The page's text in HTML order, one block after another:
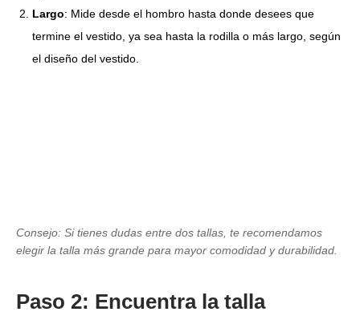
Largo: Mide desde el hombro hasta donde desees que
termine el vestido, ya sea hasta la rodilla o más largo, según
el diseño del vestido.
Consejo: Si tienes dudas entre dos tallas, te recomendamos
elegir la talla más grande para mayor comodidad y durabilidad.
Paso 2: Encuentra la talla